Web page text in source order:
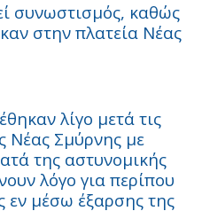
συνωστισμός, καθώς
στην πλατεία Νέας
λίγο μετά τις
Νέας Σμύρνης με
της αστυνομικής
λόγο για περίπου
εν μέσω έξαρσης της